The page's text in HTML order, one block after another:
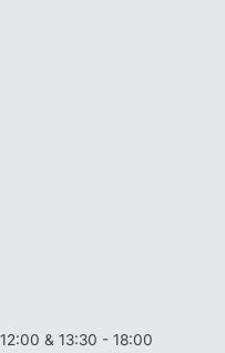
& 13:30 - 18:00